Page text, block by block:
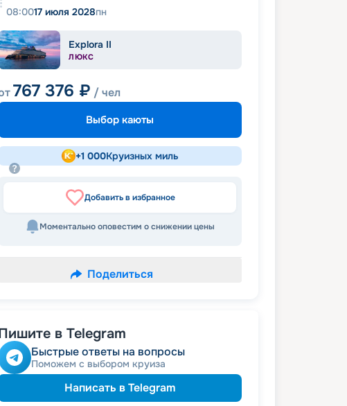
08:0017 июля 2028пн
Explora II
ЛЮКС
767 376 ₽ / чел
Выбор каюты
+1 000Круизных миль
Добавить в избранное
Моментально оповестим о снижении цены
Поделиться
в Telegram
Быстрые ответы на вопросы
Поможем с выбором круиза
Написать в Telegram